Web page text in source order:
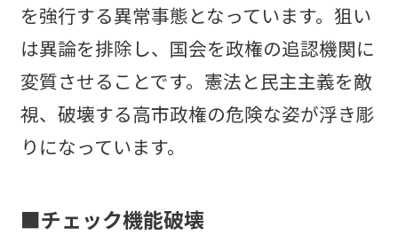
を強行する異常事態となっています。狙い
は異論を排除し、国会を政権の追認機関に
変質させることです。憲法と民主主義を敵
視、破壊する高市政権の危険な姿が浮き彫
りになっています。
■チェック機能破壊